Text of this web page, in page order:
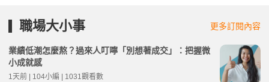
職場大小事 更多訂閱內容
業績低潮怎麼熬？過來人叮嚀「別想著成交」：把握微
小成就感
1天前 | 104小編 | 1031觀看數